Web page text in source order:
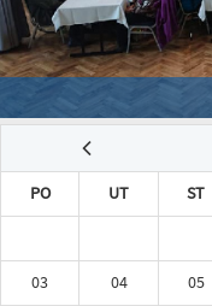
PO UT ST
03
04 05